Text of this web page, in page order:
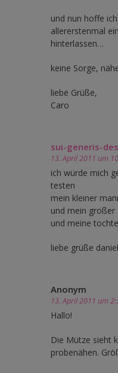
und nun hoffe
allererstenmal
hinterlassen…
keine Sorge,
liebe Grüße,
Caro
sui-generis-
13. April 2011 um
ich würde mich
testen
mein kleiner
und mein großer
und meine
liebe grüße
Anonym
13. April 2011 um
Hallo!
Die Mütze sieht
probenähen.